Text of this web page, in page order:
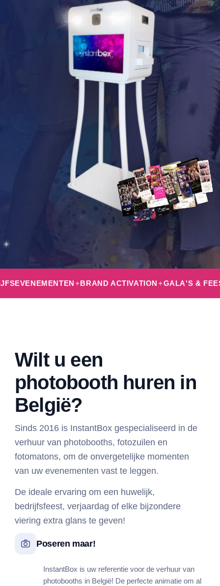
BRAND ACTIVATION GALA'S & FEESTAVONDEN
Wilt u een
photobooth huren in
België?
Sinds 2016 is InstantBox gespecialiseerd in de
verhuur van photobooths, fotozuilen en
fotomatons, om de onvergetelijke momenten
van uw evenementen vast te leggen.
De ideale ervaring om een huwelijk,
bedrijfsfeest, verjaardag of elke bijzondere
viering extra glans te geven!
Poseren maar!
InstantBox is uw referentie voor de verhuur van
photobooths in België! De perfecte animatie om al